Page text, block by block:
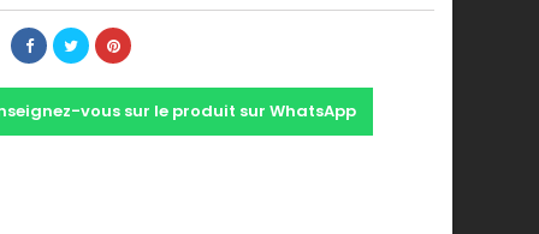
vous sur le produit sur WhatsApp